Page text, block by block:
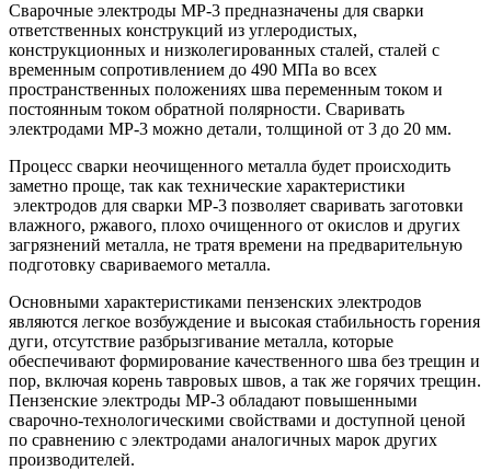
Сварочные электроды МР-3 предназначены для сварки
ответственных конструкций из углеродистых,
конструкционных и низколегированных сталей, сталей с
временным сопротивлением до 490 МПа во всех
пространственных положениях шва переменным током и
постоянным током обратной полярности. Сваривать
электродами МР-3 можно детали, толщиной от 3 до 20 мм.
Процесс сварки неочищенного металла будет происходить
заметно проще, так как технические характеристики
электродов для сварки МР-3 позволяет сваривать заготовки
влажного, ржавого, плохо очищенного от окислов и других
загрязнений металла, не тратя времени на предварительную
подготовку свариваемого металла.
Основными характеристиками пензенских электродов
являются легкое возбуждение и высокая стабильность горения
дуги, отсутствие разбрызгивание металла, которые
обеспечивают формирование качественного шва без трещин и
пор, включая корень тавровых швов, а так же горячих трещин.
Пензенские электроды МР-3 обладают повышенными
сварочно-технологическими свойствами и доступной ценой
по сравнению с электродами аналогичных марок других
производителей.